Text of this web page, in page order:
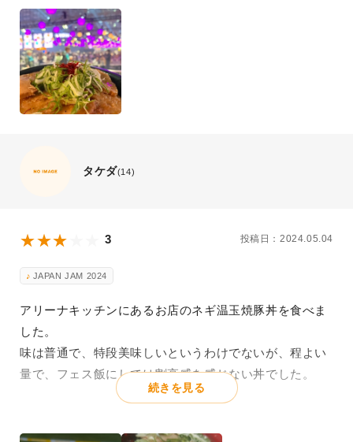
タケダ(14)
3 投稿日：2024.05.04
JAPAN JAM 2024
アリーナキッチンにあるお店のネギ温玉焼豚丼を食べま
した。
味は普通で、特段美味しいというわけでないが、程よい
量で、フェス飯にしては割高感を感じない丼でした。
続きを見る